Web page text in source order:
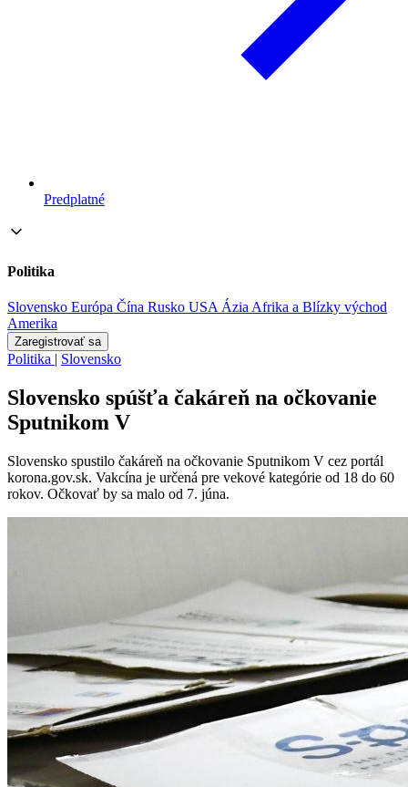
Predplatné
Politika
Slovensko Európa Čína Rusko USA ÁziaAfrika a Blízky východ
Amerika
Zaregistrovať sa
Politika | Slovensko
Slovensko spúšťa čakáreň na očkovanie
Sputnikom V
Slovensko spustilo čakáreň na očkovanie Sputnikom V cez portál
korona.gov.sk. Vakcína je určená pre vekové kategórie od 18 do 60
rokov. Očkovať by sa malo od 7. júna.